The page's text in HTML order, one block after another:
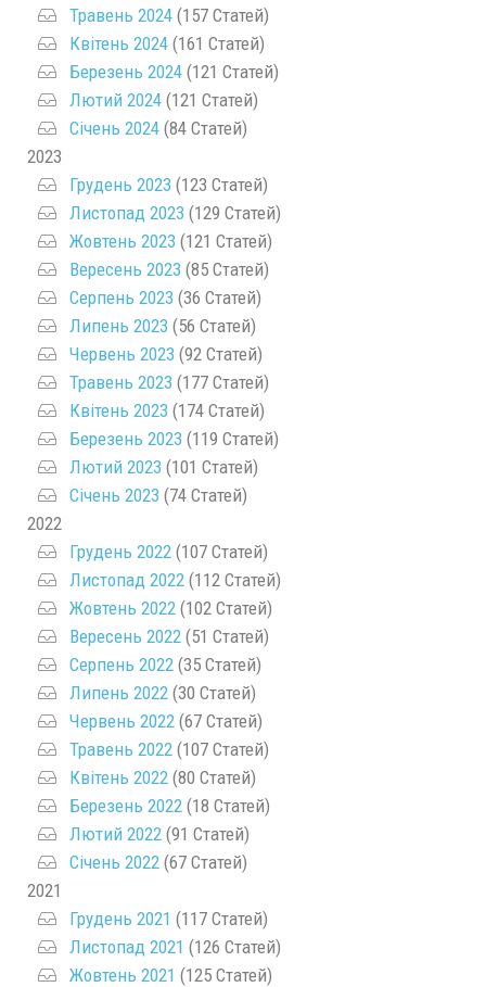
Травень 2024 (157 Статей)
Квітень 2024 (161 Статей)
Березень 2024 (121 Статей)
Лютий 2024 (121 Статей)
Січень 2024 (84 Статей)
2023
Грудень 2023 (123 Статей)
Листопад 2023 (129 Статей)
Жовтень 2023 (121 Статей)
Вересень 2023 (85 Статей)
Серпень 2023 (36 Статей)
Липень 2023 (56 Статей)
Червень 2023 (92 Статей)
Травень 2023 (177 Статей)
Квітень 2023 (174 Статей)
Березень 2023 (119 Статей)
Лютий 2023 (101 Статей)
Січень 2023 (74 Статей)
2022
Грудень 2022 (107 Статей)
Листопад 2022 (112 Статей)
Жовтень 2022 (102 Статей)
Вересень 2022 (51 Статей)
Серпень 2022 (35 Статей)
Липень 2022 (30 Статей)
Червень 2022 (67 Статей)
Травень 2022 (107 Статей)
Квітень 2022 (80 Статей)
Березень 2022 (18 Статей)
Лютий 2022 (91 Статей)
Січень 2022 (67 Статей)
2021
Грудень 2021 (117 Статей)
Листопад 2021 (126 Статей)
Жовтень 2021 (125 Статей)